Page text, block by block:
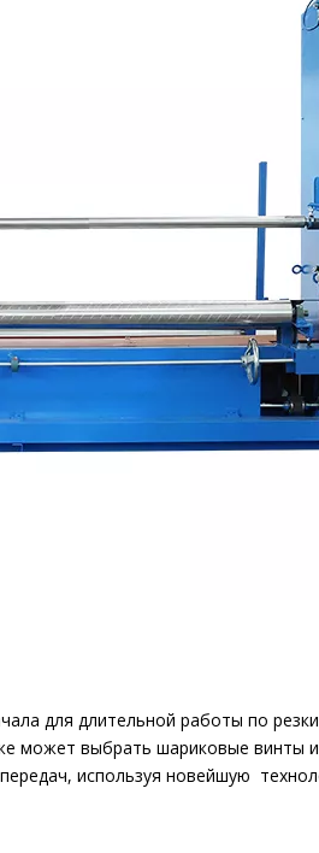
для длительной работы по
может выбрать шариковые винты
используя новейшую